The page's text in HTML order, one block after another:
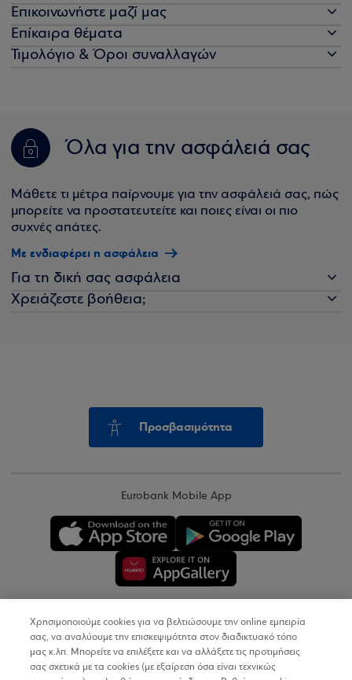
Επικοινωνήστε μαζί μας
Επίκαιρα θέματα
Τιμολόγιο & Όροι συναλλαγών
Όλα για την ασφάλειά σας
Μάθετε τι μέτρα παίρνουμε για την ασφάλειά σας, πώς
μπορείτε να προστατευτείτε και ποιες είναι οι πιο
συχνές απάτες.
Με ενδιαφέρει η ασφάλεια
Για τη δική σας ασφάλεια
Χρειάζεστε βοήθεια;
Προσβασιμότητα
Eurobank Mobile App
Copyright © 2026
Χρησιμοποιούμε cookies για να βελτιώσουμε την online εμπειρία
σας, να αναλύουμε την επισκεψιμότητα στον διαδικτυακό τόπο
μας κ.λπ. Μπορείτε να επιλέξετε και να αλλάξετε τις προτιμήσεις
σας σχετικά με τα cookies (με εξαίρεση όσα είναι τεχνικώς